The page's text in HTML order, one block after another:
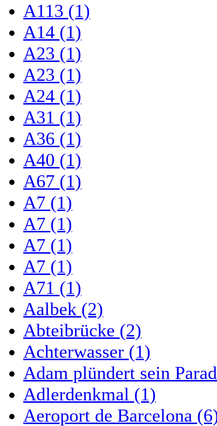
A113 (1)
A14 (1)
A23 (1)
A23 (1)
A24 (1)
A31 (1)
A36 (1)
A40 (1)
A67 (1)
A7 (1)
A7 (1)
A7 (1)
A7 (1)
A71 (1)
Aalbek (2)
Abteibrücke (2)
Achterwasser (1)
Adam plündert sein
Adlerdenkmal (1)
Aeroport de Barcelona